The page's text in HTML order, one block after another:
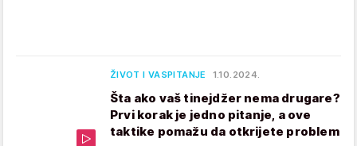
ŽIVOT I VASPITANJE 1.10.2024.
Šta ako vaš tinejdžer nema drugare?
Prvi korak je jedno pitanje, a ove
taktike pomažu da otkrijete problem